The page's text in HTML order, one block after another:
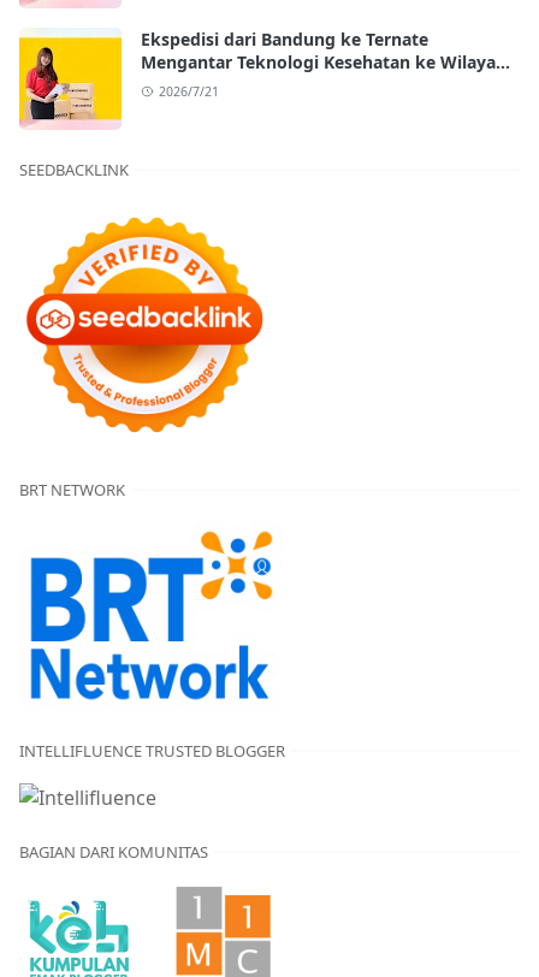
Ekspedisi dari Bandung ke Ternate
Mengantar Teknologi Kesehatan ke Wilayah
Kepulauan
2026/7/21
SEEDBACKLINK
BRT NETWORK
INTELLIFLUENCE TRUSTED BLOGGER
BAGIAN DARI KOMUNITAS